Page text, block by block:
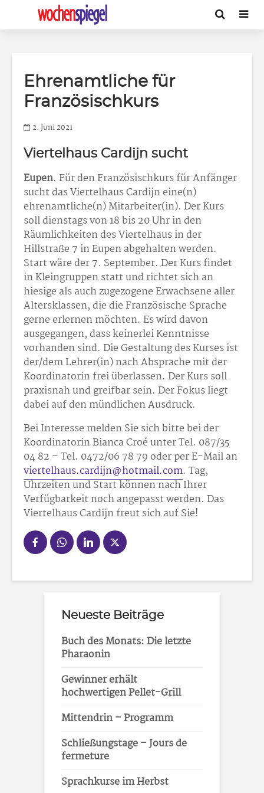
Ehrenamtliche für
Französischkurs
2. Juni 2021
Viertelhaus Cardijn sucht
Eupen. Für den Französischkurs für Anfänger
sucht das Viertelhaus Cardijn eine(n)
ehrenamtliche(n) Mitarbeiter(in). Der Kurs
soll dienstags von 18 bis 20 Uhr in den
Räumlichkeiten des Viertelhaus in der
Hillstraße 7 in Eupen abgehalten werden.
Start wäre der 7. September. Der Kurs findet
in Kleingruppen statt und richtet sich an
hiesige als auch zugezogene Erwachsene aller
Altersklassen, die die Französische Sprache
gerne erlernen möchten. Es wird davon
ausgegangen, dass keinerlei Kenntnisse
vorhanden sind. Die Gestaltung des Kurses ist
der/dem Lehrer(in) nach Absprache mit der
Koordinatorin frei überlassen. Der Kurs soll
praxisnah und greifbar sein. Der Fokus liegt
dabei auf den mündlichen Ausdruck.
Bei Interesse melden Sie sich bitte bei der
Koordinatorin Bianca Croé unter Tel. 087/35
04 82 – Tel. 0472/06 78 79 oder per E-Mail an
viertelhaus.cardijn@hotmail.com. Tag,
Uhrzeiten und Start können nach Ihrer
Verfügbarkeit noch angepasst werden. Das
Viertelhaus Cardijn freut sich auf Sie!
Neueste Beiträge
Buch des Monats: Die letzte
Pharaonin
Gewinner erhält
hochwertigen Pellet-Grill
Mittendrin – Programm
Schließungstage – Jours de
fermeture
Sprachkurse im Herbst